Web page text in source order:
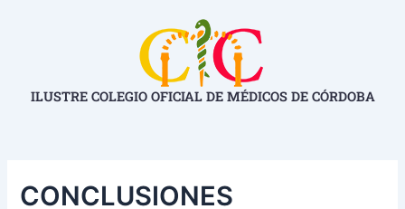
ILUSTRE COLEGIO OFICIAL DE MÉDICOS DE CÓRDOBA
CONCLUSIONES